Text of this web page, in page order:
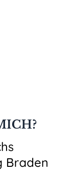
Braden